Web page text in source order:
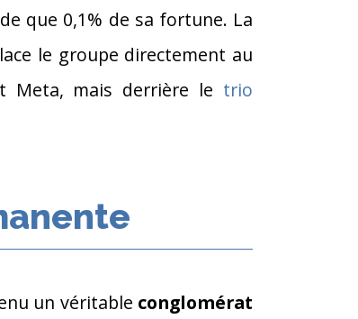
que 0,1% de sa fortune. La
le groupe directement au
Meta, mais derrière le trio
un véritable conglomérat